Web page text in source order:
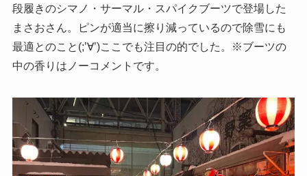
段履きのシマノ・サーマル・スパイクブーツで登場した
まさおさん。ピンが適当に擦り減っているので除雪にも
最適とのこと(;’∀’)ここでも注目の的でした。※ブーツの
中の香りはノーコメントです。